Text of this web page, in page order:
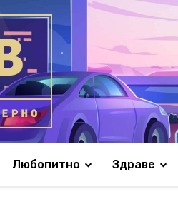
Любопитно Здраве